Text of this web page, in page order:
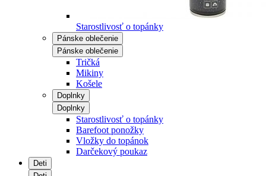
Starostlivosť o topánky
Pánske oblečenie
Pánske oblečenie
Tričká
Mikiny
Košele
Doplnky
Doplnky
Starostlivosť o topánky
Barefoot ponožky
Vložky do topánok
Darčekový poukaz
Deti